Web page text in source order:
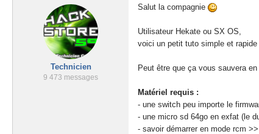
Technicien
9 473 messages
Salut la compagnie
Utilisateur Hekate ou SX OS,
voici un petit tuto simple et
Peut être que ça vous sauvera
Matériel requis :
- une switch peu importe le
- une micro sd 64go en exfat (le
- savoir démarrer en mode rcm >>